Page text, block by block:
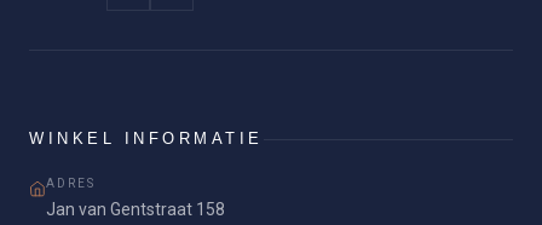
WINKEL INFORMATIE
ADRES
Jan van Gentstraat 158